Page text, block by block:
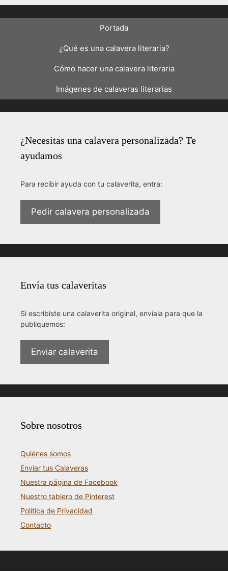
Portada
¿Qué es una calavera literaria?
Cómo hacer una calavera literaria
Imágenes de calaveras literarias
¿Necesitas una calavera personalizada? Te
ayudamos
Para recibir ayuda con tu calaverita, entra:
Pedir calavera personalizada
Envía tus calaveritas
Si escribiste una calaverita original, envíala para que la
publiquemos:
Enviar calaverita
Sobre nosotros
Quiénes somos
Enviar tus Calaveras
Nuestra página de Facebook
Nuestro tablero de Pinterest
Política de Privacidad
Contacto